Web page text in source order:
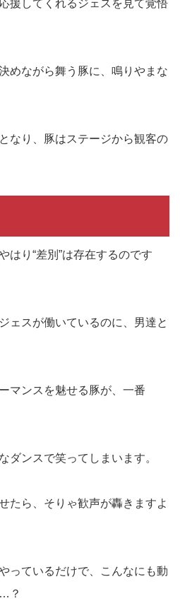
援してくれるジェスを見て覚悟
めながら舞う豚に、鳴りやまな
なり、豚はステージから観客の
はり“差別”は存在するのです
ェスが働いているのに、男達と
マンスを魅せる豚が、一番
ダンスで笑ってしまいます。
たら、そりゃ歓声が轟きますよ
っているだけで、こんなにも動
？